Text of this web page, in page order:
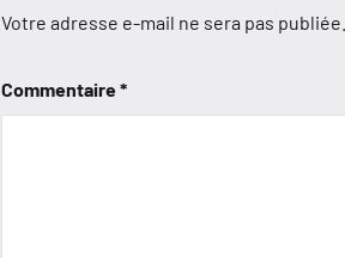
Votre adresse e-mail ne sera pas publiée.
Commentaire*